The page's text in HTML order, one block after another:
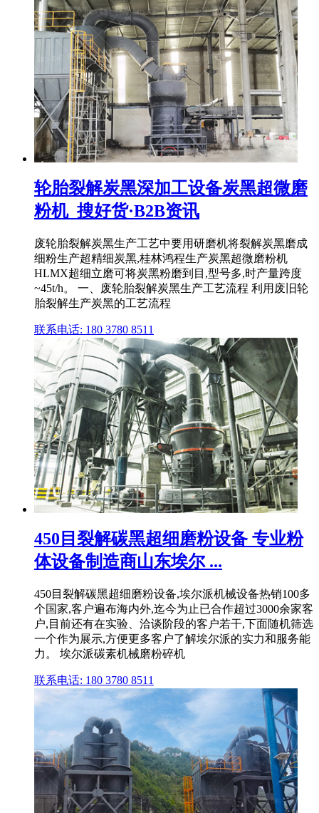
轮胎裂解炭黑深加工设备炭黑超微磨
粉机_搜好货·B2B资讯
废轮胎裂解炭黑生产工艺中要用研磨机将裂解炭黑磨成
细粉生产超精细炭黑,桂林鸿程生产炭黑超微磨粉机
HLMX超细立磨可将炭黑粉磨到目,型号多,时产量跨度
~45t/h。 一、废轮胎裂解炭黑生产工艺流程 利用废旧轮
胎裂解生产炭黑的工艺流程
联系电话: 180 3780 8511
450目裂解碳黑超细磨粉设备 专业粉
体设备制造商山东埃尔 ...
450目裂解碳黑超细磨粉设备,埃尔派机械设备热销100多
个国家,客户遍布海内外,迄今为止已合作超过3000余家客
户,目前还有在实验、洽谈阶段的客户若干,下面随机筛选
一个作为展示,方便更多客户了解埃尔派的实力和服务能
力。 埃尔派碳素机械磨粉碎机
联系电话: 180 3780 8511